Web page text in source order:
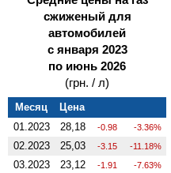
сжиженый для
автомобилей
с января 2023
по июнь 2026
(грн. / л)
Месяц
Цена
01.2023
28,18 -0.98 -3.36%
02.2023 25,03 -3.15 -11.18%
03.2023 23,12 -1.91 -7.63%